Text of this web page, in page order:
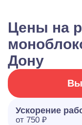
Цены на
Дону
Ускорение
от 750 ₽